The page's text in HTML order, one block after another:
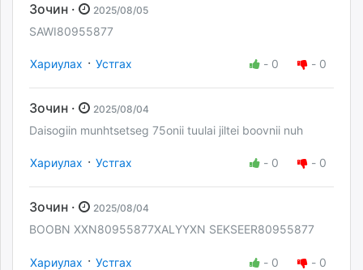
Зочин · 2025/08/05
SAWI80955877
Хариулах · Устгах - 0 - 0
Зочин · 2025/08/04
Daisogiin munhtsetseg 75onii tuulai jiltei boovnii nuh
Хариулах · Устгах - 0 - 0
Зочин · 2025/08/04
BOOBN XXN80955877XALYYXN SEKSEER80955877
Хариулах · Устгах - 0 - 0